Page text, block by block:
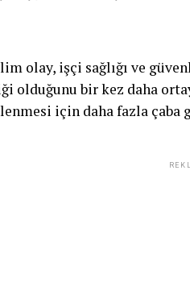
olay, işçi sağlığı ve
olduğunu bir kez daha
için daha fazla